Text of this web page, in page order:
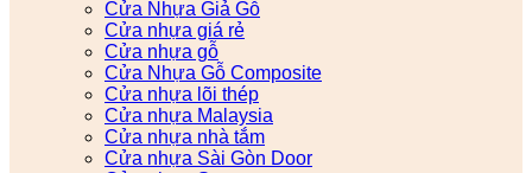
Cửa Nhựa Giả Gỗ
Cửa nhựa giá rẻ
Cửa nhựa gỗ
Cửa Nhựa Gỗ Composite
Cửa nhựa lõi thép
Cửa nhựa Malaysia
Cửa nhựa nhà tắm
Cửa nhựa Sài Gòn Door